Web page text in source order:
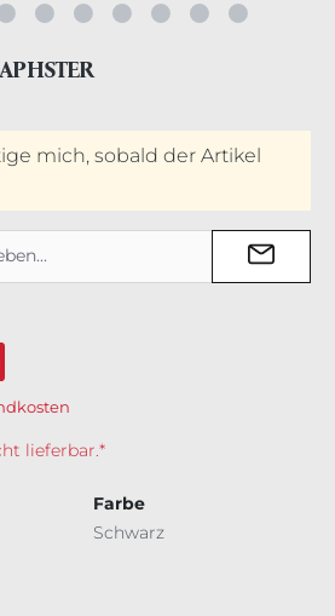
mich, sobald der Artikel
lieferbar.*
Farbe
Schwarz